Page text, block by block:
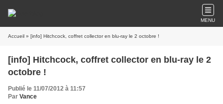
MENU
Accueil » [info] Hitchcock, coffret collector en blu-ray le 2 octobre !
[info] Hitchcock, coffret collector en blu-ray le 2
octobre !
Publié le 11/07/2012 à 11:57
Par Vance